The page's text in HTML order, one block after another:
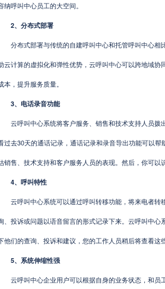
纳呼叫中心员工的大空间。
2、分布式部署
分布式部署与传统的自建呼叫中心和托管呼叫中心相
云计算的虚拟化和弹性优势，云呼叫中心可以跨地域
本，提升服务质量。
3、电话录音功能
云呼叫中心系统将客户服务、销售和技术支持人员拨
过去30天的通话记录，通话记录和录音导出功能可以
销售、技术支持和客户服务人员的表现。然后，你可以
4、呼叫特性
云呼叫中心系统可以通过呼叫转移功能，将来电者转
、投诉或问题以语音留言的形式记录下来。云呼叫中
他们的查询、投诉和建议，您的工作人员稍后将查看这
5、系统伸缩性强
云呼叫中心企业用户可以根据自身的业务状态，和员